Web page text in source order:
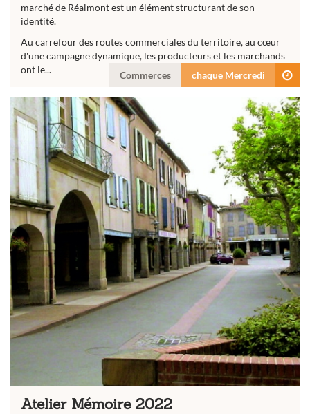
marché de Réalmont est un élément structurant de son
identité.
Au carrefour des routes commerciales du territoire, au cœur
d'une campagne dynamique, les producteurs et les marchands
ont le...
Commerces chaque Mercredi
Atelier Mémoire 2022